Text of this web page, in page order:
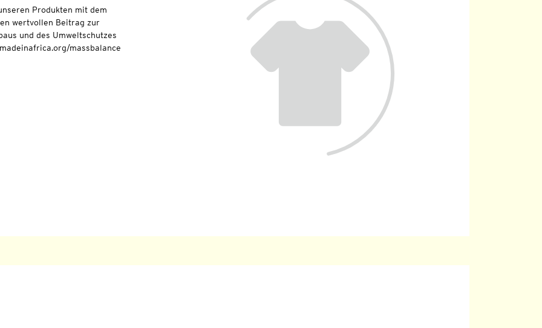
Produkten mit dem
wertvollen Beitrag zur
und des Umweltschutzes
massbalance